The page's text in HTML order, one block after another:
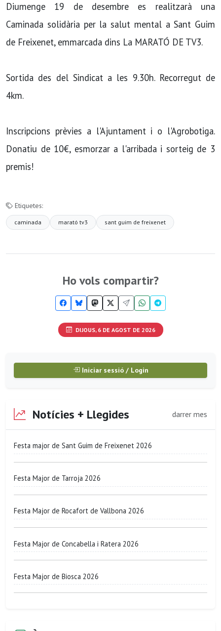
Diumenge 19 de desembre es realitzarà una
Caminada solidària per la salut mental a Sant Guim
de Freixenet, emmarcada dins La MARATÓ DE TV3.
Sortida des del Sindicat a les 9.30h. Recorregut de
4km.
Inscripcions prèvies a l'Ajuntament i o l'Agrobotiga.
Donatiu de 10€, esmorzar a l'arribada i sorteig de 3
premis!
Etiquetes:
caminada marató tv3 sant guim de freixenet
Ho vols compartir?
DIJOUS, 6 DE AGOST DE 2026
Iniciar sessió / Login
Notícies + Llegides darrer mes
Festa major de Sant Guim de Freixenet 2026
Festa Major de Tarroja 2026
Festa Major de Rocafort de Vallbona 2026
Festa Major de Concabella i Ratera 2026
Festa Major de Biosca 2026